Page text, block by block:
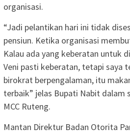
organisasi.
“Jadi pelantikan hari ini tidak
pensiun. Ketika organisasi
Kalau ada yang keberatan untuk
Veni pasti keberatan, tetapi saya
birokrat berpengalaman, itu
terbaik” jelas Bupati Nabit dalam
MCC Ruteng.
Mantan Direktur Badan Otorita